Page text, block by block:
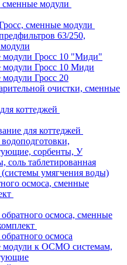
сменные модули
сменные модули
63/250,
Гросс 10 "Миди"
Гросс 10 Миди
Гросс 20
очистки, сменные
коттеджей
для коттеджей
сорбенты, У
соль таблетированная
умягчения воды)
осмоса, сменные
осмоса, сменные
осмоса
к ОСМО системам,